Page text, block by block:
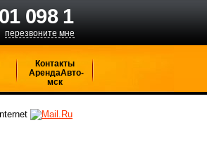
098 1
перезвоните мне
Контакты
АрендаАвто-
мск